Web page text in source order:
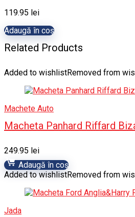
119.95 lei
Adaugă în coș
Related Products
Added to wishlistRemoved from
Machete Auto
Macheta Panhard Riffard
249.95 lei
Adaugă în coș
Added to wishlistRemoved from
Jada